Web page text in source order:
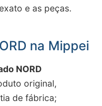
e as peças.
na Mippei
NORD
original,
de fábrica;